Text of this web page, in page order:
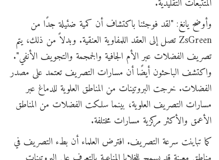
المتتبعات التقليدية.
وأوضح يانغ: "لقد فوجئنا باكتشاف أن كمية ضئيلة جدًا من
ZsGreen تصل إلى العقد اللمفاوية العنقية. وبدلاً من ذلك، يتم
تصريف الفضلات عبر الأم الجافية والجمجمة والتجويف الأنفي".
واكتشف الباحثون أيضًا أن مسارات التصريف تعتمد على مصدر
الفضلات. خرجت البروتينات من المناطق العلوية للدماغ عبر
مسارات التصريف العلوية، بينما سلكت الفضلات من المناطق
الأعمق والأكثر مركزية مسارات مختلفة.
كما تباينت سرعة التصريف. افترض العلماء أن بطء التصريف في